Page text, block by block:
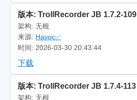
版本: TrollRecorder JB 1.7.2-109
架构: 无根
来源: Havoc✅
时间: 2026-03-30 20:43:44
下载
版本: TrollRecorder JB 1.7.4-113
架构: 无根